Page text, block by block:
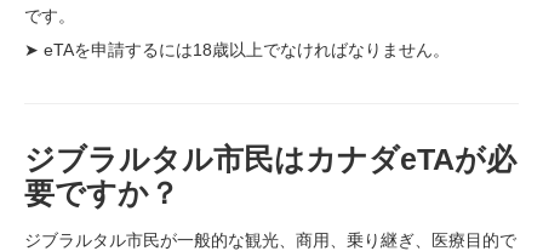
です。
➤ eTAを申請するには18歳以上でなければなりません。
ジブラルタル市民はカナダeTAが必
要ですか？
ジブラルタル市民が一般的な観光、商用、乗り継ぎ、医療目的で